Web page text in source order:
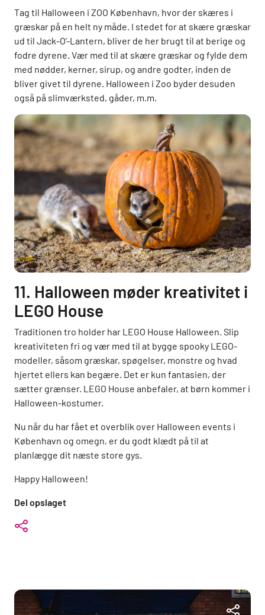
Del opslaget
Tag til Halloween i ZOO København, hvor der skæres i
græskar på en helt ny måde. I stedet for at skære græskar
ud til Jack-O’-Lantern, bliver de her brugt til at berige og
fodre dyrene. Vær med til at skære græskar og fylde dem
med nødder, kerner, sirup, og andre godter, inden de
bliver givet til dyrene. Halloween i Zoo byder desuden
også på slimværksted, gåder, m.m.
11. Halloween møder kreativitet i
LEGO House
Traditionen tro holder har LEGO House Halloween. Slip
kreativiteten fri og vær med til at bygge spooky LEGO-
modeller, såsom græskar, spøgelser, monstre og hvad
hjertet ellers kan begære. Det er kun fantasien, der
sætter grænser. LEGO House anbefaler, at børn kommer i
Halloween-kostumer.
Nu når du har fået et overblik over Halloween events i
København og omegn, er du godt klædt på til at
planlægge dit næste store gys.
Happy Halloween!